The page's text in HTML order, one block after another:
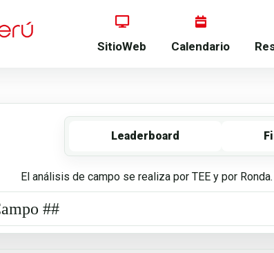
SitioWeb Calendario
Leaderboard
El análisis de campo se realiza por TEE y por